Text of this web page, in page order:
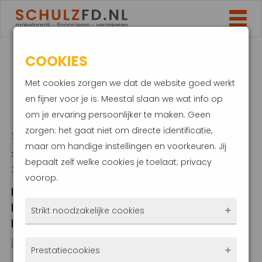
KANTOOR REGIO
ROCKANJE
SCHULZ FINANCIËLE DIENSTEN
Strypsedijk 13
3235 LD Rockanje
06-43835955 (alleen WhatsApp)
info@schulzfd.nl
COOKIES
Met cookies zorgen we dat de website goed werkt
en fijner voor je is. Meestal slaan we wat info op
om je ervaring persoonlijker te maken. Geen
zorgen: het gaat niet om directe identificatie,
maar om handige instellingen en voorkeuren. Jij
bepaalt zelf welke cookies je toelaat; privacy
voorop.
Strikt noodzakelijke cookies
Prestatiecookies